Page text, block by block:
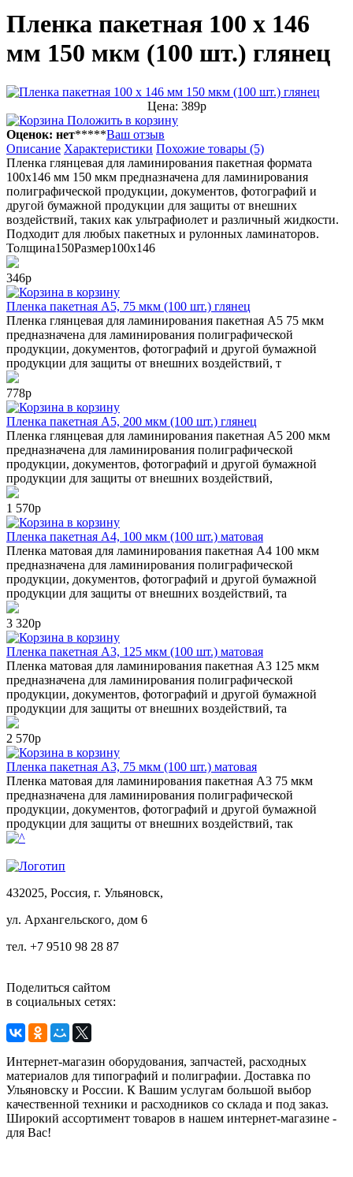
Пленка пакетная 100 х 146
мм 150 мкм (100 шт.) глянец
Цена: 389р
Положить в корзину
Оценок: нет*****Ваш отзыв
Описание Характеристики Похожие товары (5)
Пленка глянцевая для ламинирования пакетная формата
100х146 мм 150 мкм предназначена для ламинирования
полиграфической продукции, документов, фотографий и
другой бумажной продукции для защиты от внешних
воздействий, таких как ультрафиолет и различный жидкости.
Подходит для любых пакетных и рулонных ламинаторов.
Толщина150Размер100х146
346р
в корзину
Пленка пакетная А5, 75 мкм (100 шт.) глянец
Пленка глянцевая для ламинирования пакетная А5 75 мкм
предназначена для ламинирования полиграфической
продукции, документов, фотографий и другой бумажной
продукции для защиты от внешних воздействий, т
778р
в корзину
Пленка пакетная А5, 200 мкм (100 шт.) глянец
Пленка глянцевая для ламинирования пакетная А5 200 мкм
предназначена для ламинирования полиграфической
продукции, документов, фотографий и другой бумажной
продукции для защиты от внешних воздействий,
1 570р
в корзину
Пленка пакетная А4, 100 мкм (100 шт.) матовая
Пленка матовая для ламинирования пакетная А4 100 мкм
предназначена для ламинирования полиграфической
продукции, документов, фотографий и другой бумажной
продукции для защиты от внешних воздействий, та
3 320р
в корзину
Пленка пакетная А3, 125 мкм (100 шт.) матовая
Пленка матовая для ламинирования пакетная А3 125 мкм
предназначена для ламинирования полиграфической
продукции, документов, фотографий и другой бумажной
продукции для защиты от внешних воздействий, та
2 570р
в корзину
Пленка пакетная А3, 75 мкм (100 шт.) матовая
Пленка матовая для ламинирования пакетная А3 75 мкм
предназначена для ламинирования полиграфической
продукции, документов, фотографий и другой бумажной
продукции для защиты от внешних воздействий, так
432025, Россия, г. Ульяновск,
ул. Архангельского, дом 6
тел. +7 9510 98 28 87
Поделиться сайтом
в социальных сетях:
Интернет-магазин оборудования, запчастей, расходных
материалов для типографий и полиграфии. Доставка по
Ульяновску и России. К Вашим услугам большой выбор
качественной техники и расходников со склада и под заказ.
Широкий ассортимент товаров в нашем интернет-магазине -
для Вас!